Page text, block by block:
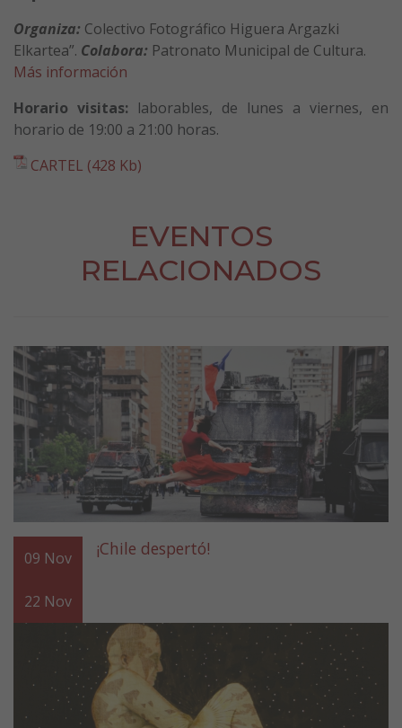
Organiza: Colectivo Fotográfico Higuera Argazki
Elkartea”. Colabora: Patronato Municipal de Cultura.
Más información
Horario visitas: laborables, de lunes a viernes, en
horario de 19:00 a 21:00 horas.
CARTEL (428 Kb)
EVENTOS
RELACIONADOS
09 Nov
22 Nov
¡Chile despertó!